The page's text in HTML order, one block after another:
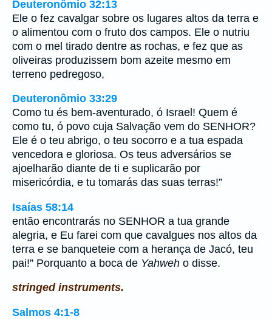
Deuteronômio 32:13
Ele o fez cavalgar sobre os lugares altos da terra e
o alimentou com o fruto dos campos. Ele o nutriu
com o mel tirado dentre as rochas, e fez que as
oliveiras produzissem bom azeite mesmo em
terreno pedregoso,
Deuteronômio 33:29
Como tu és bem-aventurado, ó Israel! Quem é
como tu, ó povo cuja Salvação vem do SENHOR?
Ele é o teu abrigo, o teu socorro e a tua espada
vencedora e gloriosa. Os teus adversários se
ajoelharão diante de ti e suplicarão por
misericórdia, e tu tomarás das suas terras!”
Isaías 58:14
então encontrarás no SENHOR a tua grande
alegria, e Eu farei com que cavalgues nos altos da
terra e se banqueteie com a herança de Jacó, teu
pai!” Porquanto a boca de Yahweh o disse.
stringed instruments.
Salmos 4:1-8